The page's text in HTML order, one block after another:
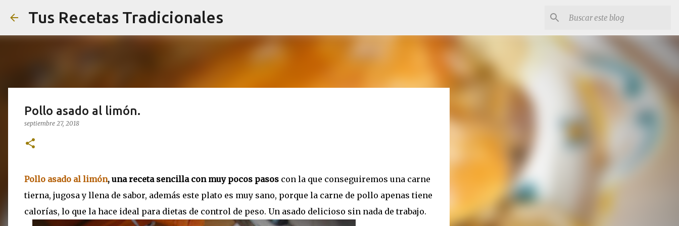
Tus Recetas Tradicionales
Pollo asado al limón.
septiembre 27, 2018
Pollo asado al limón, una receta sencilla con muy pocos pasos con la que conseguiremos una carne
tierna, jugosa y llena de sabor, además este plato es muy sano, porque la carne de pollo apenas tiene
calorías, lo que la hace ideal para dietas de control de peso. Un asado delicioso sin nada de trabajo.